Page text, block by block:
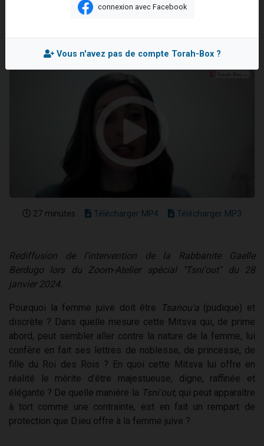
Mis en ligne le Jeudi 25 Avril 2024
27 minutes Télécharger MP4 Télécharger MP3
Rediffusion de l'intervention de la Rabbanite Gaelle
Berdugo lors du Zoom-Atelier spécial "Tsni'out" du 28
janvier 2024.
Pourquoi la femme juive doit être Tsanou'a(pudique) et
discrète ? Dans quelle mesure cette Mitsva qui, de prime
abord, peut sembler aller contre la nature de la femme, lui
confère en fait ses lettres de noblesse, de princesse, de
fille du Roi des Rois ? En quoi cette Mitsva lui offre en
réalité le mérite d'être majestueuse, digne, raffinée et
élégante ? De quelle manière la Tsni'out, qui peut apparaître
à tort comme une contrainte, est en fait un rempart de
protection que D.ieu offre à la femme juive ?
connexion avec Facebook
Vous n'avez pas de compte Torah-Box ?